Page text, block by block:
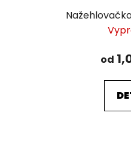
od